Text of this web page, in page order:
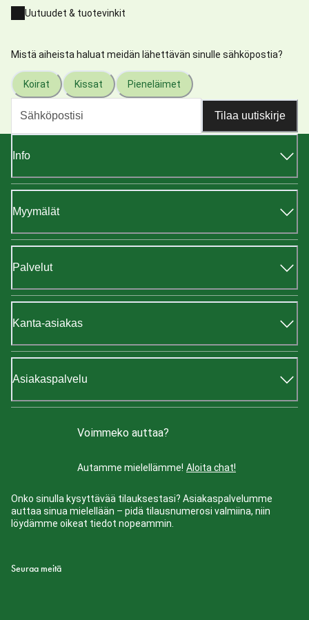
Uutuudet & tuotevinkit
Mistä aiheista haluat meidän lähettävän sinulle sähköpostia?
Koirat Kissat Pieneläimet
Tilaa uutiskirje
Info
Myymälät
Palvelut
Kanta-asiakas
Asiakaspalvelu
Voimmeko auttaa?
Autamme mielellämme! Aloita chat!
Onko sinulla kysyttävää tilauksestasi? Asiakaspalvelumme
auttaa sinua mielellään – pidä tilausnumerosi valmiina, niin
löydämme oikeat tiedot nopeammin.
Seuraa meitä